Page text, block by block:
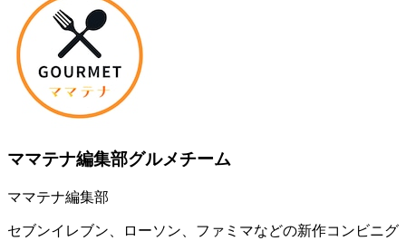
ママテナ編集部グルメチーム
ママテナ編集部
セブンイレブン、ローソン、ファミマなどの新作コンビニグ